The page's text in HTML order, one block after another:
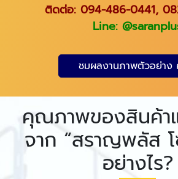
ติดต่อ: 094-486-0441,
Line:
ชมผลงานภาพตัวอย่าง
คุณภาพของสินค้า
จาก “สราญพลัส
อย่างไร?